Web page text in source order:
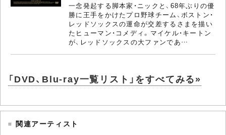
一念発起する脚本家・ニックと、68年ぶりの優
勝に王手をかけたプロ野球チーム、ボストン・
レッドソックスの運命が交差するさまを描い
たヒューマン・コメディ。マイケル・キートン
が、レッドソックスの大ファンであ…
「DVD、Blu-ray一覧リスト」をすべてみる»
関連アーティスト